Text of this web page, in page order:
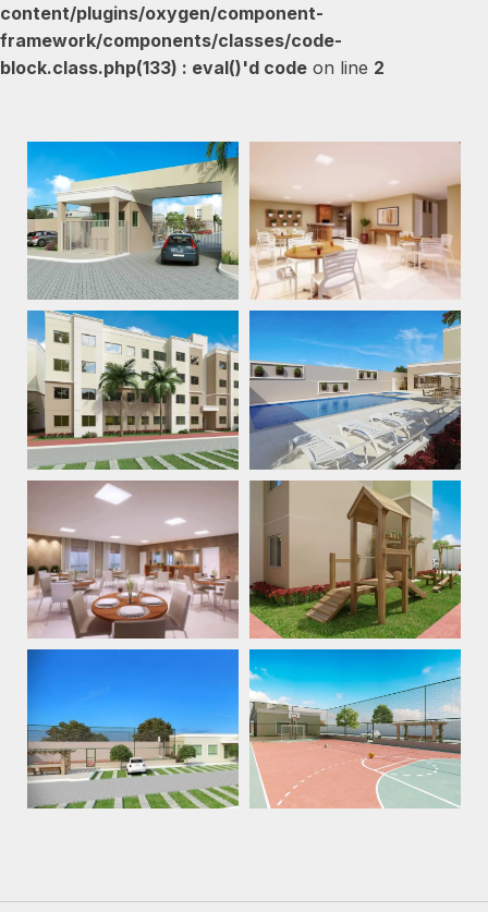
content/plugins/oxygen/component-
framework/components/classes/code-
block.class.php(133) : eval()'d code on line 2